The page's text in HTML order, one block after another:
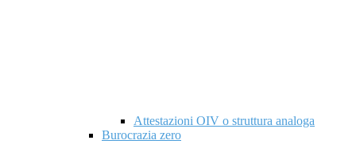
Attestazioni OIV o struttura analoga
Burocrazia zero